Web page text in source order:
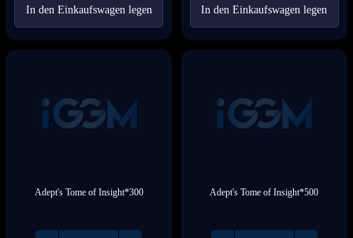
In den Einkaufswagen legen In den Einkaufswagen legen
Adept's Tome of Insight*300 Adept's Tome of Insight*500